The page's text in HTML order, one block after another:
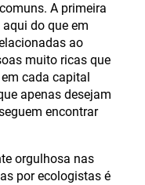
A primeira
do que em
ao
muito ricas que
cada capital
apenas desejam
encontrar
orgulhosa nas
por ecologistas é